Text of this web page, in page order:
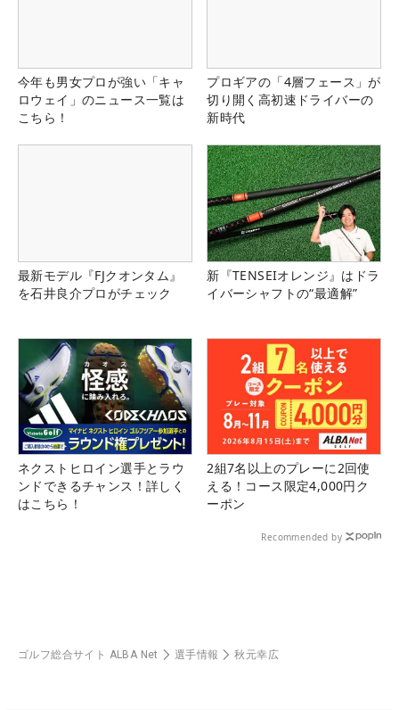
今年も男女プロが強い「キャ
ロウェイ」のニュース一覧は
こちら！
プロギアの「4層フェース」が
切り開く高初速ドライバーの
新時代
最新モデル『FJクオンタム』
を石井良介プロがチェック
新『TENSEIオレンジ』はドラ
イバーシャフトの“最適解”
ネクストヒロイン選手とラウ
ンドできるチャンス！詳しく
はこちら！
2組7名以上のプレーに2回使
える！コース限定4,000円ク
ーポン
Recommended by
ゴルフ総合サイト ALBA Net 選手情報 秋元幸広